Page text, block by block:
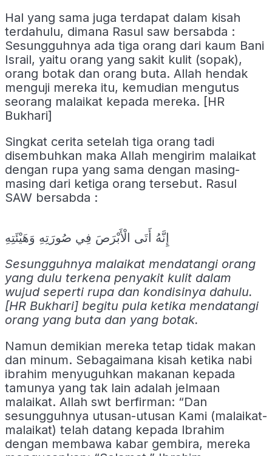
Hal yang sama juga terdapat dalam kisah
terdahulu, dimana Rasul saw bersabda :
Sesungguhnya ada tiga orang dari kaum Bani
Israil, yaitu orang yang sakit kulit (sopak),
orang botak dan orang buta. Allah hendak
menguji mereka itu, kemudian mengutus
seorang malaikat kepada mereka. [HR
Bukhari]
Singkat cerita setelah tiga orang tadi
disembuhkan maka Allah mengirim malaikat
dengan rupa yang sama dengan masing-
masing dari ketiga orang tersebut. Rasul
SAW bersabda :
إِنَّهُ أَتَى الْأَبْرَصَ فِي صُورَتِهِ وَهَيْئَتِهِ
Sesungguhnya malaikat mendatangi orang
yang dulu terkena penyakit kulit dalam
wujud seperti rupa dan kondisinya dahulu.
[HR Bukhari] begitu pula ketika mendatangi
orang yang buta dan yang botak.
Namun demikian mereka tetap tidak makan
dan minum. Sebagaimana kisah ketika nabi
ibrahim menyuguhkan makanan kepada
tamunya yang tak lain adalah jelmaan
malaikat. Allah swt berfirman: “Dan
sesungguhnya utusan-utusan Kami (malaikat-
malaikat) telah datang kepada lbrahim
dengan membawa kabar gembira, mereka